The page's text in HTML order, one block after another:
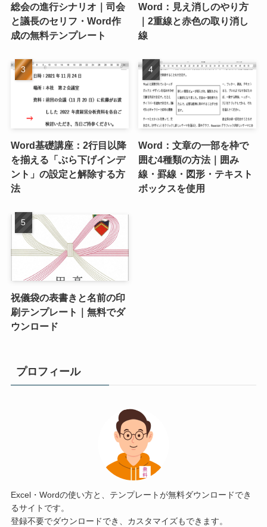
総会の進行シナリオ｜司会
と議長のセリフ・Word作
成の無料テンプレート
Word：見え消しのやり方
｜2重線と赤色の取り消し
線
Word基礎講座：2行目以降
を揃える「ぶら下げインデ
ント」の設定と解除する方
法
Word：文章の一部を枠で
囲む4種類の方法｜囲み
線・罫線・図形・テキスト
ボックスを使用
祝儀袋の表書きと名前の印
刷テンプレート｜無料でダ
ウンロード
プロフィール
Excel・Wordの使い方と、テンプレートが無料ダウンロードでき
るサイトです。
登録不要でダウンロードでき、カスタマイズもできます。